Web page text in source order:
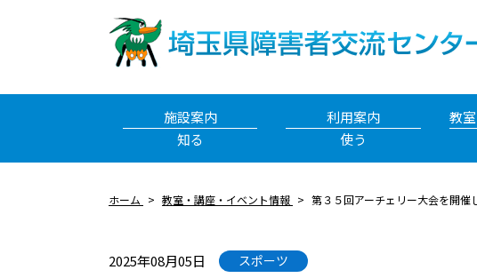
施設案内
知る
利用案内
使う
教
ホーム 教室・講座・イベント情報 第３５回アーチェリー大会を開催
2025年08月05日 スポーツ